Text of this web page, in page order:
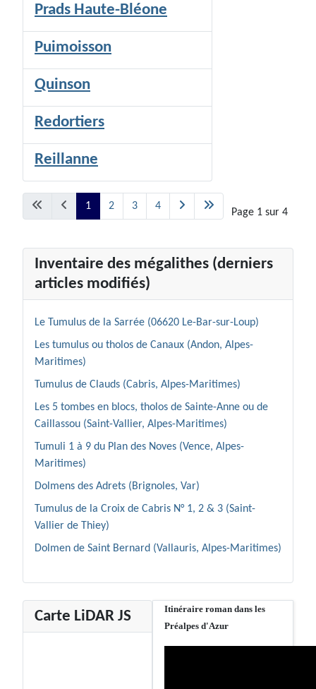
Prads Haute-Bléone
Puimoisson
Quinson
Redortiers
Reillanne
Page 1 sur 4
1 2 3 4
Inventaire des mégalithes (derniers
articles modifiés)
Le Tumulus de la Sarrée (06620 Le-Bar-sur-Loup)
Les tumulus ou tholos de Canaux (Andon, Alpes-
Maritimes)
Tumulus de Clauds (Cabris, Alpes-Maritimes)
Les 5 tombes en blocs, tholos de Sainte-Anne ou de
Caillassou (Saint-Vallier, Alpes-Maritimes)
Tumuli 1 à 9 du Plan des Noves (Vence, Alpes-
Maritimes)
Dolmens des Adrets (Brignoles, Var)
Tumulus de la Croix de Cabris N° 1, 2 & 3 (Saint-
Vallier de Thiey)
Dolmen de Saint Bernard (Vallauris, Alpes-Maritimes)
Carte LiDAR JS
Itinéraire roman dans les
Préalpes d'Azur